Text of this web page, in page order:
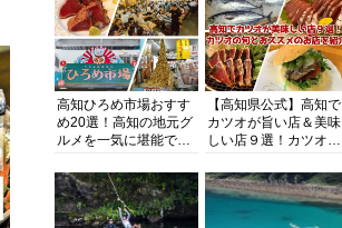
高知ひろめ市場おすす
め20選！高知の地元グ
ルメを一気に堪能でき
底解剖
【高知県公式】高知で
カツオが旨い店＆美味
しい店９選！カツオの
紹介